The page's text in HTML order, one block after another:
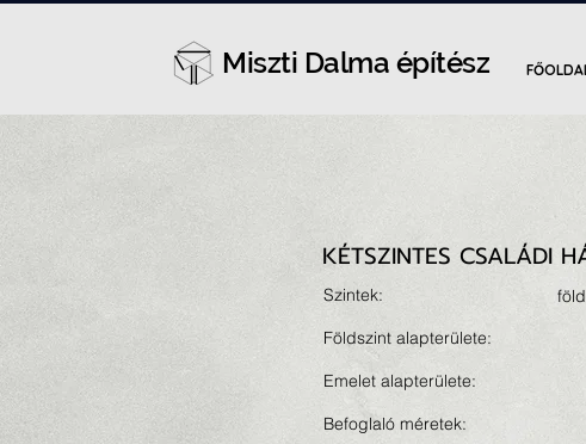
Miszti Dalma építész
KÉTSZINTES CSALÁDI
Szintek:
Földszint alapterülete:
Emelet alapterülete:
Befoglaló méretek: